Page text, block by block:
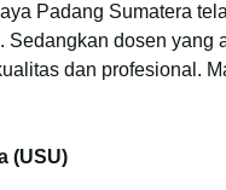
Padang Sumatera
Sedangkan dosen yang
dan profesional.
(USU)